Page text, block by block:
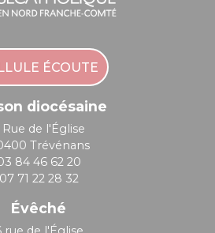
ÉCOUTE
diocésaine
Rue de l'Église
Trévénans
84 46 62 20
07 71 22 28 32
Évêché